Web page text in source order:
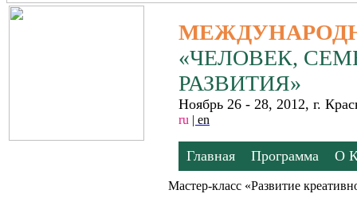
«ЧЕЛОВЕК,
РАЗВИТИЯ»
Ноябрь 26 - 28, 2012, г.
ru | en
Главная Программа О
Мастер-класс «Развитие